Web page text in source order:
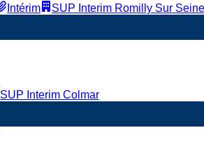
Intérim SUP Interim Romilly Sur Seine
SUP Interim Colmar